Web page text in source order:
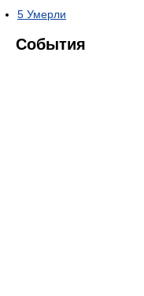
5 Умерли
События